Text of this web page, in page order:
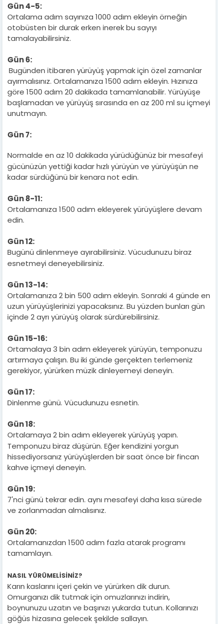
Gün 4-5:
Ortalama adım sayınıza 1000 adım ekleyin örneğin
otobüsten bir durak erken inerek bu sayıyı
tamalayabilirsiniz.
Gün 6:
Bugünden itibaren yürüyüş yapmak için özel zamanlar
ayırmalısınız. Ortalamanıza 1500 adım ekleyin. Hızınıza
göre 1500 adım 20 dakikada tamamlanabilir. Yürüyüşe
başlamadan ve yürüyüş sırasında en az 200 ml su içmeyi
unutmayın.
Gün 7:
Normalde en az 10 dakikada yürüdüğünüz bir mesafeyi
gücünüzün yettiği kadar hızlı yürüyün ve yürüyüşün ne
kadar sürdüğünü bir kenara not edin.
Gün 8-11:
Ortalamanıza 1500 adım ekleyerek yürüyüşlere devam
edin.
Gün 12:
Bugünü dinlenmeye ayırabilirsiniz. Vücudunuzu biraz
esnetmeyi deneyebilirsiniz.
Gün 13-14:
Ortalamanıza 2 bin 500 adım ekleyin. Sonraki 4 günde en
uzun yürüyüşlerinizi yapacaksınız. Bu yüzden bunları gün
içinde 2 ayrı yürüyüş olarak sürdürebilirsiniz.
Gün 15-16:
Ortamalaya 3 bin adım ekleyerek yürüyün, temponuzu
artırmaya çalışın. Bu iki günde gerçekten terlemeniz
gerekiyor, yürürken müzik dinleyemeyi deneyin.
Gün 17:
Dinlenme günü. Vücudunuzu esnetin.
Gün 18:
Ortalamaya 2 bin adım ekleyerek yürüyüş yapın.
Temponuzu biraz düşürün. Eğer kendizini yorgun
hissediyorsanız yürüyüşlerden bir saat önce bir fincan
kahve içmeyi deneyin.
Gün 19:
7'nci günü tekrar edin. aynı mesafeyi daha kısa sürede
ve zorlanmadan almalısınız.
Gün 20:
Ortalamanızdan 1500 adım fazla atarak programı
tamamlayın.
NASIL YÜRÜMELİSİNİZ?
Karın kaslarını içeri çekin ve yürürken dik durun.
Omurganızı dik tutmak için omuzlarınızı indirin,
boynunuzu uzatın ve başınızı yukarda tutun. Kollarınızı
göğüs hizasına gelecek şekilde sallayın.